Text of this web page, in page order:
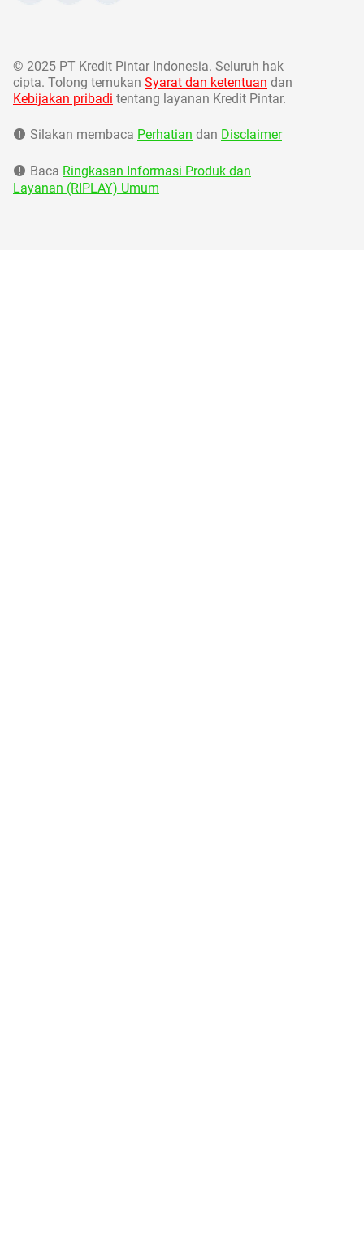
© 2025 PT Kredit Pintar Indonesia. Seluruh hak
cipta. Tolong temukan Syarat dan ketentuan dan
Kebijakan pribadi tentang layanan Kredit Pintar.
Silakan membaca Perhatian dan Disclaimer
Baca Ringkasan Informasi Produk dan
Layanan (RIPLAY) Umum